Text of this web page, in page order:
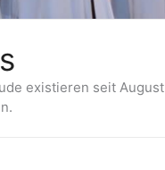
existieren seit August